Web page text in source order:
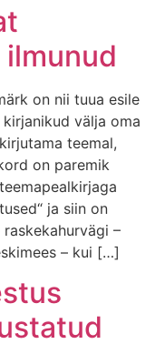
ilmunud
on nii tuua esile
välja oma
teemal,
on paremik
ja siin on
–
– kui […]